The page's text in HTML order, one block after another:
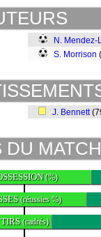
N. Mendez-
S. Morrison
J. Bennett
DU MATCH
(%)
(réussies %)
TIRS(cadrés)